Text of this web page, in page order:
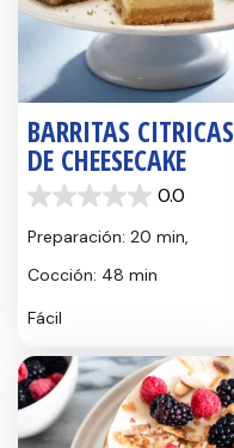
BARRITAS CITRICAS
DE CHEESECAKE
0.0
0.0
de
5
estrellas.
Preparación: 20 min,
Cocción: 48 min
Fácil